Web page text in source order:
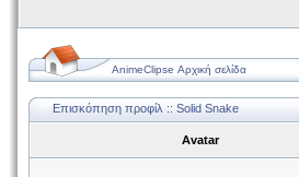
AnimeClipse Αρχική σελίδα
Επισκόπηση προφίλ :: Solid Snake
Avatar